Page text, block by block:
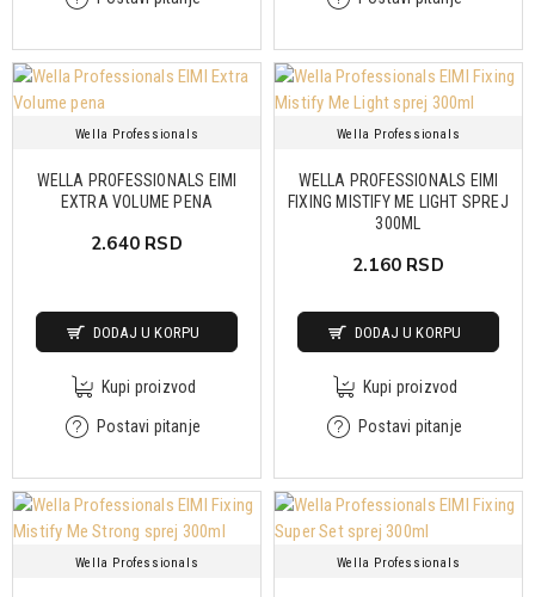
Wella Professionals
WELLA PROFESSIONALS EIMI
EXTRA VOLUME PENA
2.640 RSD
DODAJ U KORPU
Kupi proizvod
Postavi pitanje
Wella Professionals
WELLA PROFESSIONALS EIMI
FIXING MISTIFY ME LIGHT SPREJ
300ML
2.160 RSD
DODAJ U KORPU
Kupi proizvod
Postavi pitanje
Wella Professionals Wella Professionals